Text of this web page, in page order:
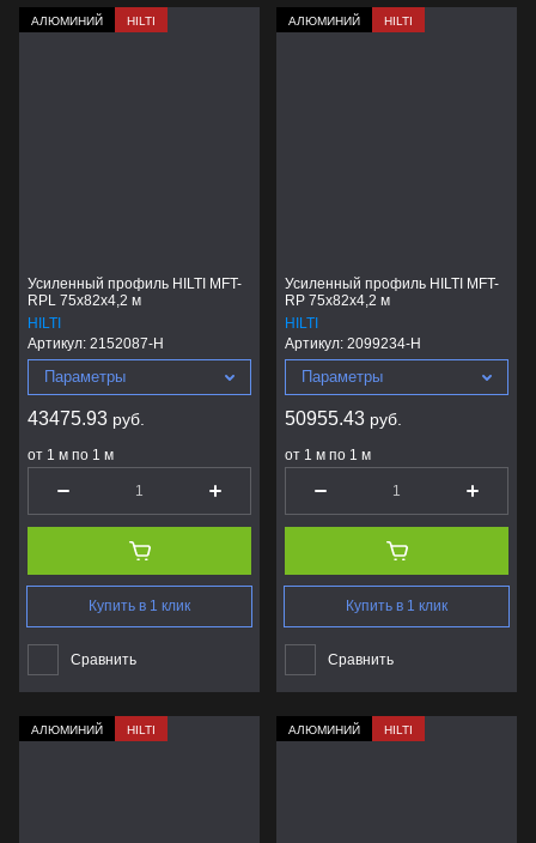
АЛЮМИНИЙ HILTI
Усиленный профиль HILTI MFT-
RPL 75x82x4,2 м
HILTI
Артикул: 2152087-H
Параметры
43475.93 руб.
от 1 м по 1 м
Купить в 1 клик
Сравнить
АЛЮМИНИЙ HILTI
Усиленный профиль HILTI MFT-
RP 75x82x4,2 м
HILTI
Артикул: 2099234-H
Параметры
50955.43 руб.
от 1 м по 1 м
Купить в 1 клик
Сравнить
АЛЮМИНИЙ HILTI АЛЮМИНИЙ HILTI